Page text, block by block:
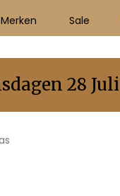
Merken Sale
28